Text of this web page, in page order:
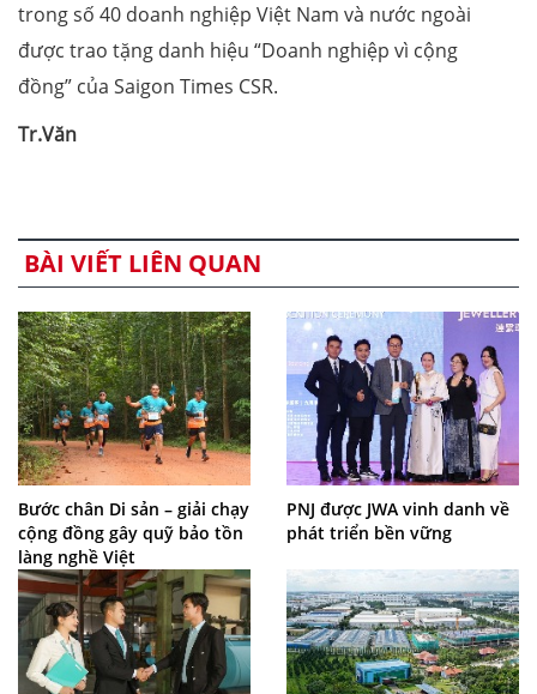
trong số 40 doanh nghiệp Việt Nam và nước ngoài
được trao tặng danh hiệu “Doanh nghiệp vì cộng
đồng” của Saigon Times CSR.
Tr.Văn
BÀI VIẾT LIÊN QUAN
Bước chân Di sản – giải chạy
cộng đồng gây quỹ bảo tồn
làng nghề Việt
PNJ được JWA vinh danh về
phát triển bền vững